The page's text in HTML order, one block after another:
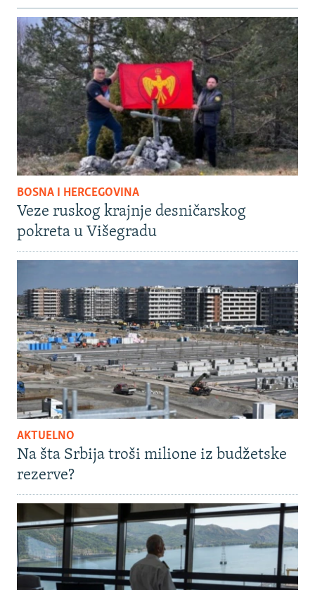
BOSNA I HERCEGOVINA
Veze ruskog krajnje desničarskog
pokreta u Višegradu
AKTUELNO
Na šta Srbija troši milione iz budžetske
rezerve?